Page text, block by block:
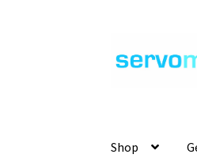
Navigation
Inhalt
Shop